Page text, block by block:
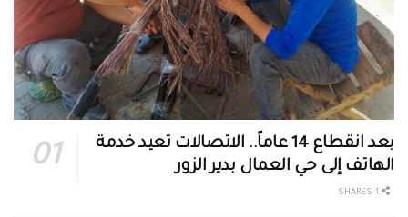
بعد انقطاع 14 عاماً.. الاتصالات تعيد خدمة
الهاتف إلى حي العمال بدير الزور